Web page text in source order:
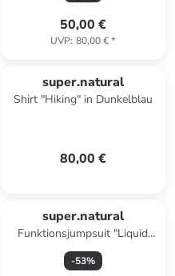
50,00 €
UVP: 80,00 €*
super.natural
Shirt "Hiking" in Dunkelblau
80,00 €
super.natural
Funktionsjumpsuit "Liquid
Flow" in Khaki
-53%